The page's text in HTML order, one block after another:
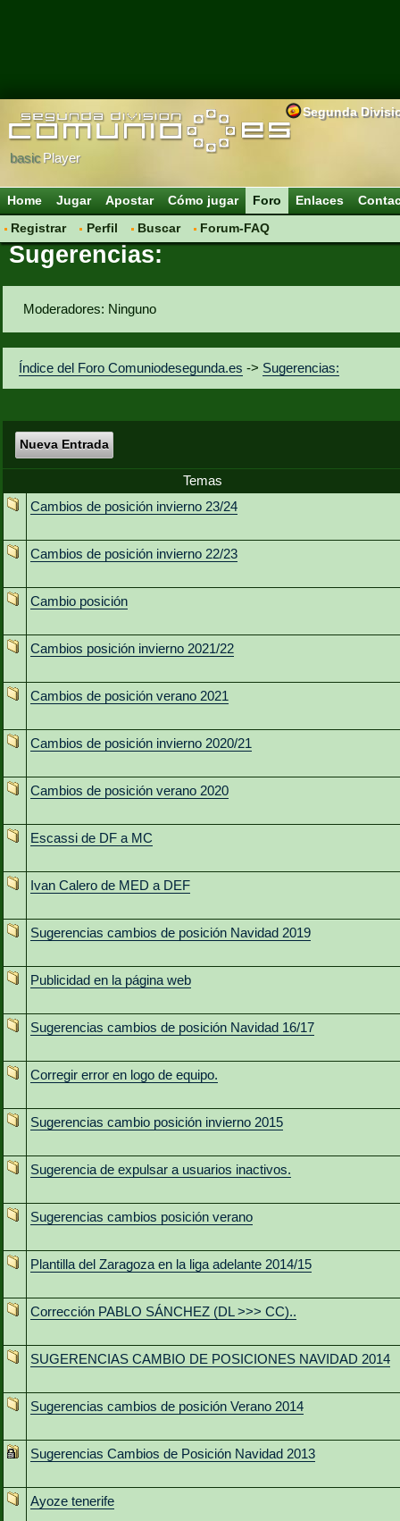
Segunda
basicPlayer
Home Jugar Apostar Cómo jugar
Foro
Registrar
Perfil Buscar Forum-FAQ
Enlaces
Sugerencias:
Moderadores: Ninguno
Índice del Foro Comuniodesegunda.es -> Sugerencias:
Nueva Entrada
Temas
Cambios de posición invierno 23/24
Cambios de posición invierno 22/23
Cambio posición
Cambios posición invierno 2021/22
Cambios de posición verano 2021
Cambios de posición invierno 2020/21
Cambios de posición verano 2020
Escassi de DF a MC
Ivan Calero de MED a DEF
Sugerencias cambios de posición Navidad 2019
Publicidad en la página web
Sugerencias cambios de posición Navidad 16/17
Corregir error en logo de equipo.
Sugerencias cambio posición invierno 2015
Sugerencia de expulsar a usuarios inactivos.
Sugerencias cambios posición verano
Plantilla del Zaragoza en la liga adelante 2014/15
Corrección PABLO SÁNCHEZ (DL >>> CC)..
SUGERENCIAS CAMBIO DE POSICIONES NAVIDAD 2014
Sugerencias cambios de posición Verano 2014
Sugerencias Cambios de Posición Navidad 2013
Ayoze tenerife